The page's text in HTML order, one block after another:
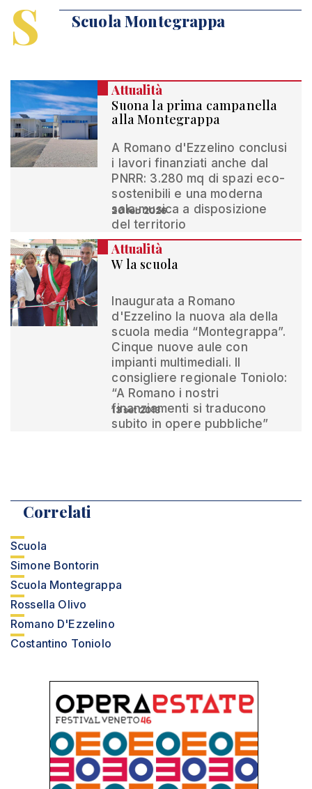
S Scuola Montegrappa
Attualità
Suona la prima campanella
alla Montegrappa
A Romano d'Ezzelino conclusi
i lavori finanziati anche dal
PNRR: 3.280 mq di spazi eco-
sostenibili e una moderna
sala musica a disposizione
del territorio
20 feb 2026
Attualità
W la scuola
Inaugurata a Romano
d'Ezzelino la nuova ala della
scuola media “Montegrappa”.
Cinque nuove aule con
impianti multimediali. Il
consigliere regionale Toniolo:
“A Romano i nostri
finanziamenti si traducono
subito in opere pubbliche”
13 set 2013
Correlati
Scuola
Simone Bontorin
Scuola Montegrappa
Rossella Olivo
Romano D'Ezzelino
Costantino Toniolo